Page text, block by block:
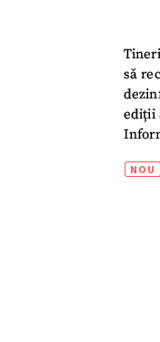
să
ediții
NOU
Am citit și sunt de acord cu
TRIMITE ȘTIREA